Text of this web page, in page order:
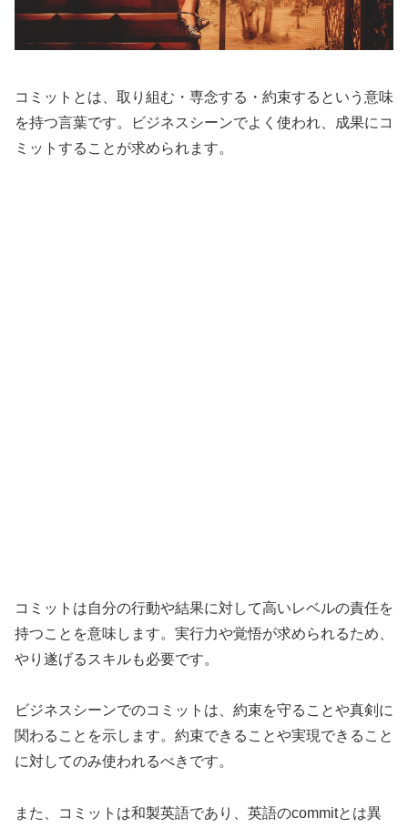
コミットとは、取り組む・専念する・約束するという意味
を持つ言葉です。ビジネスシーンでよく使われ、成果にコ
ミットすることが求められます。
コミットは自分の行動や結果に対して高いレベルの責任を
持つことを意味します。実行力や覚悟が求められるため、
やり遂げるスキルも必要です。
ビジネスシーンでのコミットは、約束を守ることや真剣に
関わることを示します。約束できることや実現できること
に対してのみ使われるべきです。
また、コミットは和製英語であり、英語のcommitとは異